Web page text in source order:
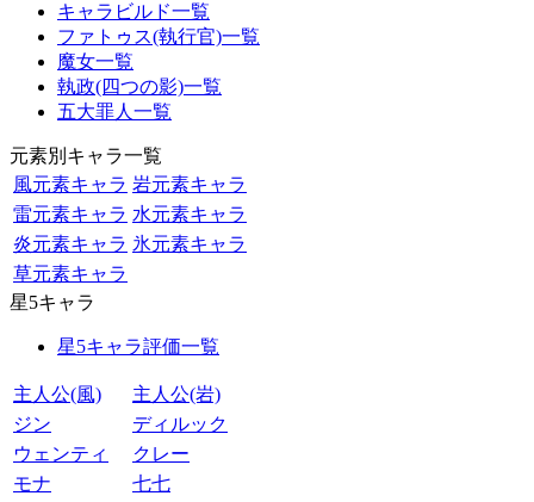
キャラビルド一覧
ファトゥス(執行官)一覧
魔女一覧
執政(四つの影)一覧
五大罪人一覧
元素別キャラ一覧
風元素キャラ 岩元素キャラ
雷元素キャラ 水元素キャラ
炎元素キャラ 氷元素キャラ
草元素キャラ
星5キャラ
星5キャラ評価一覧
主人公(風)
主人公(岩)
ジン
ディルック
ウェンティ
クレー
モナ
七七